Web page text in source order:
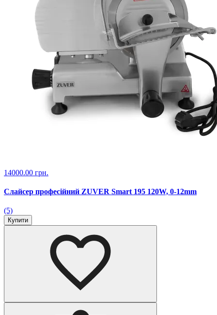
14000.00 грн.
Слайсер професійний ZUVER Smart 195 120W, 0-12mm
(5)
Купити